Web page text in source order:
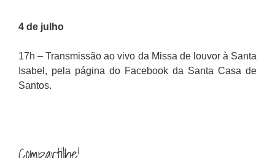
4 de julho
17h – Transmissão ao vivo da Missa de louvor à Santa
Isabel, pela página do Facebook da Santa Casa de
Santos.